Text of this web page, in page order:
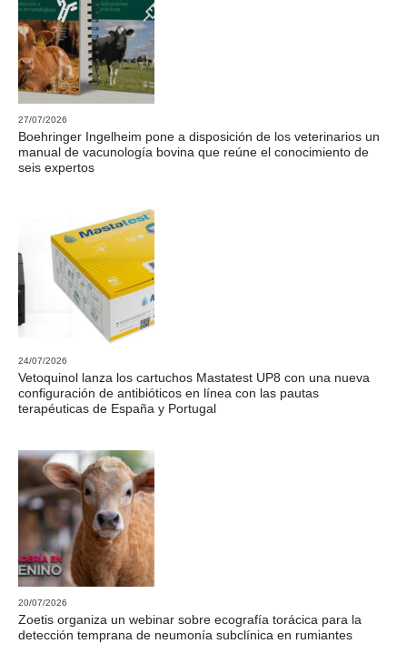
27/07/2026
Boehringer Ingelheim pone a disposición de los veterinarios un
manual de vacunología bovina que reúne el conocimiento de
seis expertos
24/07/2026
Vetoquinol lanza los cartuchos Mastatest UP8 con una nueva
configuración de antibióticos en línea con las pautas
terapéuticas de España y Portugal
20/07/2026
Zoetis organiza un webinar sobre ecografía torácica para la
detección temprana de neumonía subclínica en rumiantes